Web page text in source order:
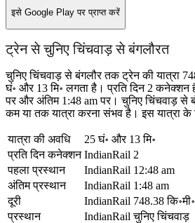
इसे Google Play पर प्राप्त करें
ट्रेन से चुनिए चिंचवाड़ से बंगलौरत
चुनिए चिंचवाड़ से बंगलौर तक ट्रेन की यात्रा
घं॰ और 13 मि॰ लगता है। प्रति दिन 2 कनेक्शन
पर और अंतिम 1:48 am पर। चुनिए चिंचवाड़
कम या तक यात्रा करना संभव है। इस यात्रा के
यात्रा की अवधि
25 घं॰ और 13 मि॰
प्रति दिन कनेक्शन IndianRail 2
पहला प्रस्थान
IndianRail 12:48 am
अंतिम प्रस्थान
IndianRail 1:48 am
दूरी
IndianRail 748.38 कि॰मी॰
प्रस्थान
IndianRail चुनिए चिंचवाड़